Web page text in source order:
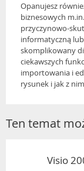
Opanujesz
biznesowych
przyczynowo-
informatyczną
skomplikowany
ciekawszych
importowania i
rysunek i jak z
Ten temat
Visio